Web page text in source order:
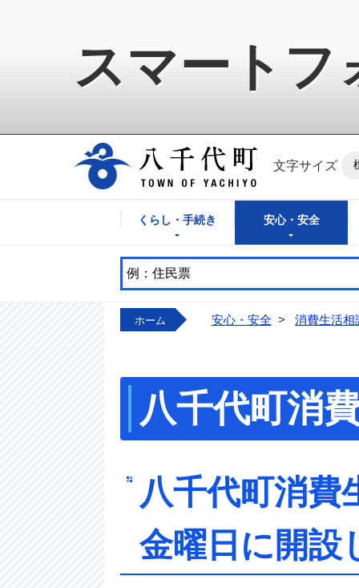
スマートフ
八千代町公式ホ
文字サイズ
くらし・手続き 安心・安全
ホーム 安心・安全 > 消費生活相
八千代町消
八千代町消費
金曜日に開設